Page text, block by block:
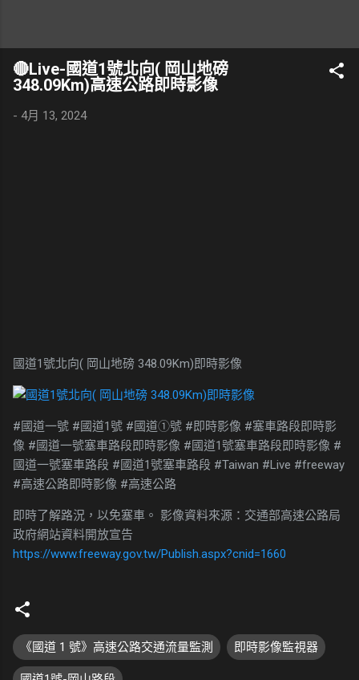
🔴Live-國道1號北向( 岡山地磅
348.09Km)高速公路即時影像
- 4月 13, 2024
國道1號北向( 岡山地磅 348.09Km)即時影像
#國道一號 #國道1號 #國道①號 #即時影像 #塞車路段即時影
像 #國道一號塞車路段即時影像 #國道1號塞車路段即時影像 #
國道一號塞車路段 #國道1號塞車路段 #Taiwan #Live #freeway
#高速公路即時影像 #高速公路
即時了解路況，以免塞車。 影像資料來源：交通部高速公路局
政府網站資料開放宣告
https://www.freeway.gov.tw/Publish.aspx?cnid=1660
《國道 1 號》高速公路交通流量監測 即時影像監視器